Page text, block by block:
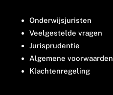
Onderwijsjuristen
Veelgestelde vragen
Jurisprudentie
Algemene voorwaarden
Klachtenregeling